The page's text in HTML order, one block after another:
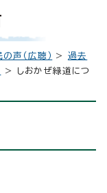
声（広聴） > 過去
> しおかぜ緑道につ